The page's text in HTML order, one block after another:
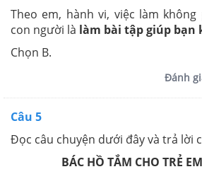
Theo em, hành vi, việc làm
con người là làm bài tập giúp bạn
Chọn B.
Đánh
Câu 5
Đọc câu chuyện dưới đây và trả lời
BÁC HỒ TẮM CHO TRẺ